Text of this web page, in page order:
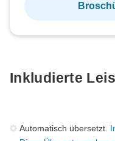
Inkludierte
Automatisch übersetzt.